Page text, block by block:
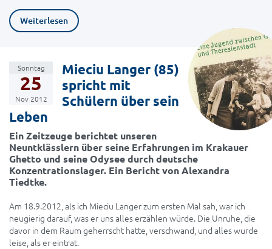
Weiterlesen
Sonntag
25
Nov 2012
Mieciu Langer (85)
spricht mit
Schülern über sein
Leben
Ein Zeitzeuge berichtet unseren
Neuntklässlern über seine Erfahrungen im Krakauer
Ghetto und seine Odysee durch deutsche
Konzentrationslager. Ein Bericht von Alexandra
Tiedtke.
Am 18.9.2012, als ich Mieciu Langer zum ersten Mal sah, war ich
neugierig darauf, was er uns alles erzählen würde. Die Unruhe, die
davor in dem Raum geherrscht hatte, verschwand, und alles wurde
leise, als er eintrat.